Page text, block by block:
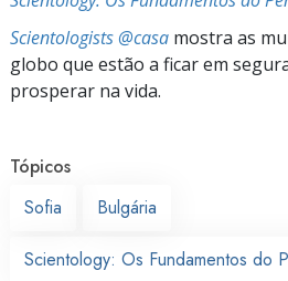
Scientologists @casa mostra as
globo que estão a ficar em
prosperar na vida.
Tópicos
Sofia
Bulgária
Scientology: Os Fundamentos do